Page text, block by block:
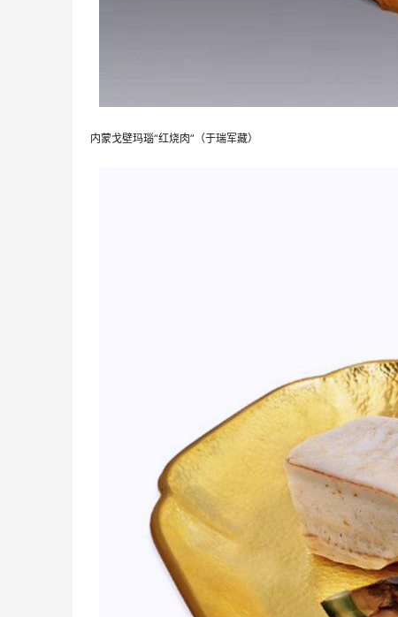
内蒙戈壁玛瑙“红烧肉”（于瑞军藏）